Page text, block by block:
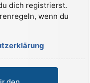
dich registrierst.
wenn du